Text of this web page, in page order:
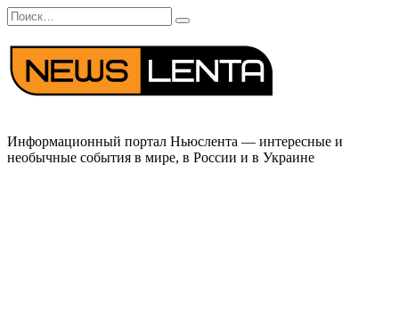
Перейти
к
содержанию
Search
for:
Информационный портал Ньюслента — интересные и
необычные события в мире, в России и в Украине